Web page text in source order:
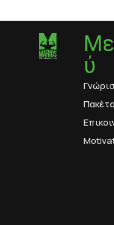
ύ
Πακέτα